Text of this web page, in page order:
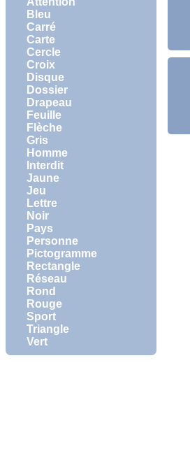
Bleu
Carré
Carte
Cercle
Croix
Disque
Dossier
Drapeau
Feuille
Flèche
Gris
Homme
Interdit
Jaune
Jeu
Lettre
Noir
Pays
Personne
Pictogramme
Rectangle
Réseau
Rond
Rouge
Sport
Triangle
Vert